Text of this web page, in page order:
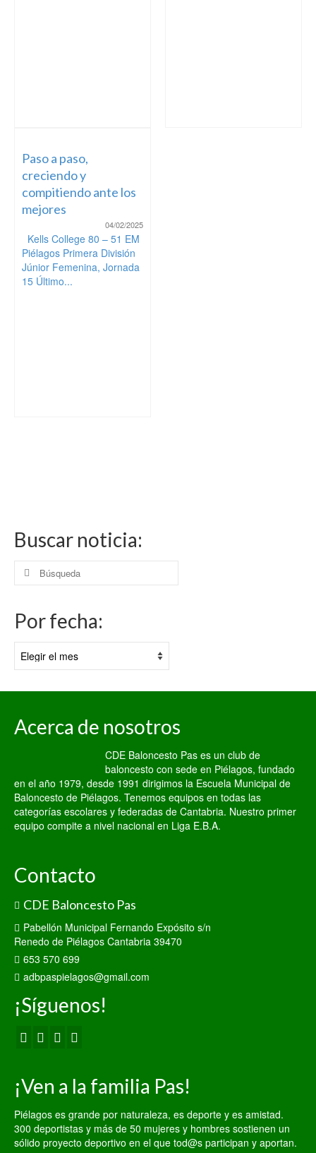
Paso a paso,
creciendo y
compitiendo ante los
mejores
04/02/2025
Kells College 80 – 51 EM
Piélagos Primera División
Júnior Femenina, Jornada
15 Último...
Buscar noticia:
Buscar
por:
Por fecha:
fecha:
Acerca de nosotros
CDE Baloncesto Pas es un club de
baloncesto con sede en Piélagos, fundado
en el año 1979, desde 1991 dirigimos la Escuela Municipal de
Baloncesto de Piélagos. Tenemos equipos en todas las
categorías escolares y federadas de Cantabria. Nuestro primer
equipo compite a nivel nacional en Liga E.B.A.
Contacto
CDE Baloncesto Pas
Pabellón Municipal Fernando Expósito s/n
Renedo de Piélagos Cantabria 39470
653 570 699
adbpaspielagos@gmail.com
¡Síguenos!
¡Ven a la familia Pas!
Piélagos es grande por naturaleza, es deporte y es amistad.
300 deportistas y más de 50 mujeres y hombres sostienen un
sólido proyecto deportivo en el que tod@s participan y aportan.